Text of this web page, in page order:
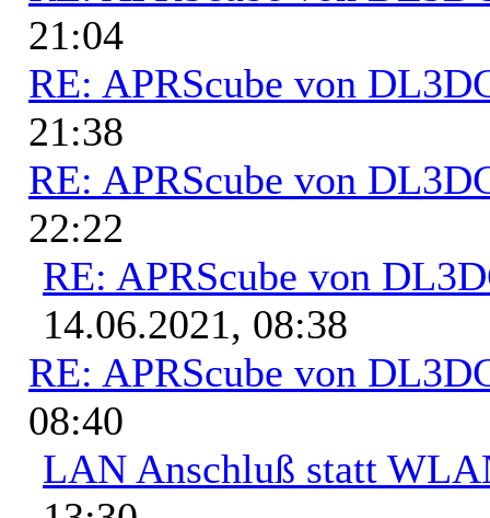
21:04
RE: APRScube von
21:38
RE: APRScube von
22:22
RE: APRScube von
14.06.2021, 08:38
RE: APRScube von
08:40
LAN Anschluß statt